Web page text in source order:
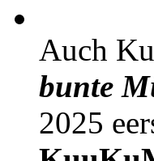
Auch
bunte
2025